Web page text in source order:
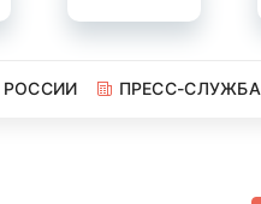
РОССИИ ПРЕСС-СЛУЖБА